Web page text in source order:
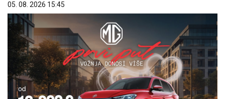
05. 08. 2026 15:45